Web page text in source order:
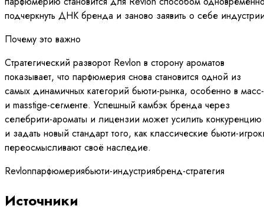
подчеркнуть ДНК бренда и заново заявить о себе
Почему это важно
Стратегический разворот Revlon в сторону ароматов
показывает, что парфюмерия снова становится одной из
самых динамичных категорий бьюти-рынка, особенно в масс-
и masstige-сегменте. Успешный камбэк бренда через
селебрити-ароматы и лицензии может усилить конкуренцию
и задать новый стандарт того, как классические бьюти-
переосмысливают своё наследие.
Revlonпарфюмериябьюти-индустриябренд-стратегия
Источники